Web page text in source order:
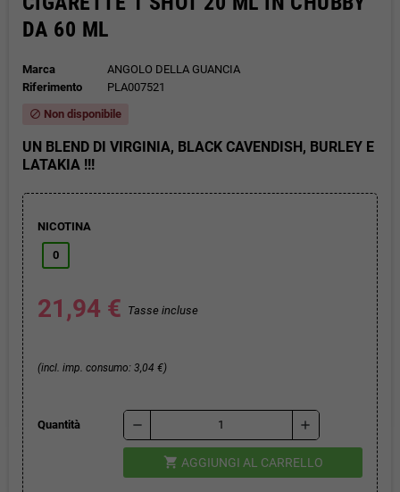
DA 60 ML
Marca
ANGOLO DELLA GUANCIA
Riferimento
PLA007521
block Non disponibile
UN BLEND DI VIRGINIA, BLACK CAVENDISH, BURLEY E
LATAKIA !!!
NICOTINA
0
21,94 € Tasse incluse
(incl. imp. consumo: 3,04 €)
Quantità remove add
shopping_cart AGGIUNGI AL CARRELLO